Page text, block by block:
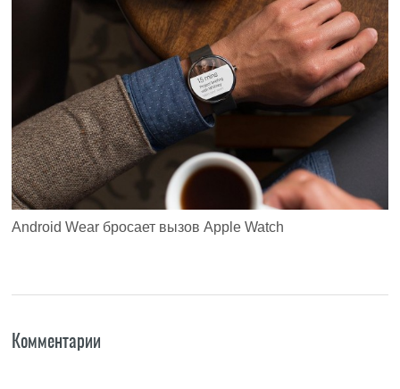
Android Wear бросает вызов Apple Watch
Комментарии